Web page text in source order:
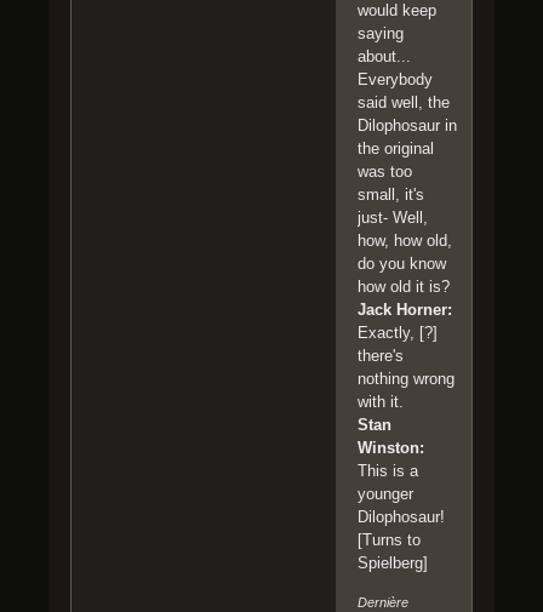
would keep
saying
about...
Everybody
said well, the
Dilophosaur in
the original
was too
small, it's
just- Well,
how, how old,
do you know
how old it is?
Jack Horner:
Exactly, [?]
there's
nothing wrong
with it.
Stan
Winston:
This is a
younger
Dilophosaur!
[Turns to
Spielberg]
Dernière